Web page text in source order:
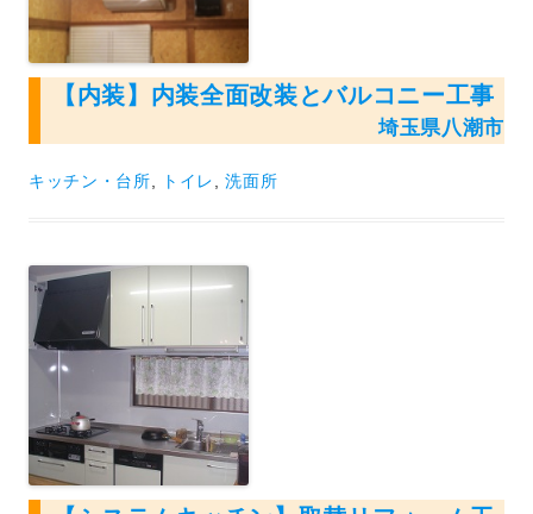
【内装】内装全面改装とバルコニー工事
埼玉県八潮市
キッチン・台所 トイレ ,洗面所